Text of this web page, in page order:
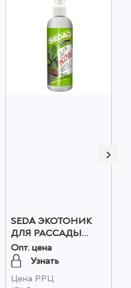
SEDA ЭКОТОНИК
ДЛЯ РАССАДЫ
250мл оптом
Опт. цена
Узнать
Цена РРЦ